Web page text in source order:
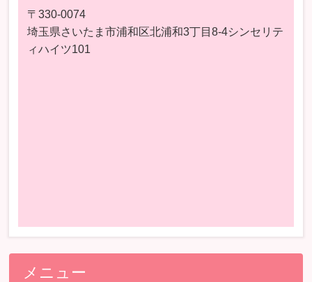
〒330-0074
埼玉県さいたま市浦和区北浦和3丁目8-4シンセリテ
ィハイツ101
メニュー